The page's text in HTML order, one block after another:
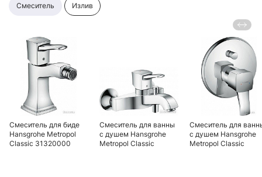
смеситель излив
Смеситель для биде
Hansgrohe Metropol
Classic 31320000
Смеситель для ванны
с душем Hansgrohe
Metropol Classic
Смеситель для
с душем Hansgrohe
Metropol Classic